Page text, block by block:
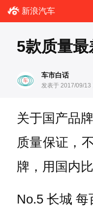
新浪汽车
5款质量
车市白话
发表于 2017/09/13
关于国产品
质量保证，
牌，用国内
No.5 长城